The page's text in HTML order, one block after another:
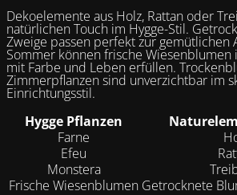
Dekoelemente aus Holz, Rattan oder
natürlichen Touch im Hygge-Stil.
Zweige passen perfekt zur gemütlichen
Sommer können frische Wiesenblumen
mit Farbe und Leben erfüllen.
Zimmerpflanzen sind unverzichtbar im
Einrichtungsstil.
Hygge Pflanzen
Farne
Efeu
Monstera
Frische Wiesenblumen Getrocknete